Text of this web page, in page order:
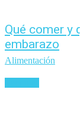
Qué comer y
embarazo
Alimentación